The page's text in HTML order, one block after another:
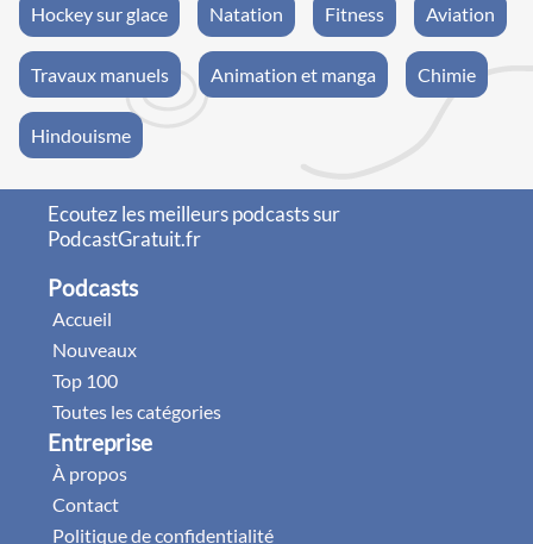
Hockey sur glace Natation Fitness Aviation
Travaux manuels Animation et manga Chimie
Hindouisme
Ecoutez les meilleurs podcasts sur
PodcastGratuit.fr
Podcasts
Accueil
Nouveaux
Top 100
Toutes les catégories
Entreprise
À propos
Contact
Politique de confidentialité